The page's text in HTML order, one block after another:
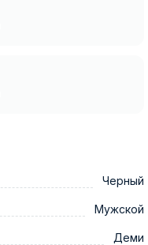
Черный
Мужской
Деми